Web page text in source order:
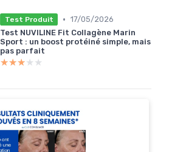
Test Produit • 17/05/2026
Test NUVILINE Fit Collagène Marin
Sport : un boost protéiné simple, mais
pas parfait
★★★★★
★★★★★